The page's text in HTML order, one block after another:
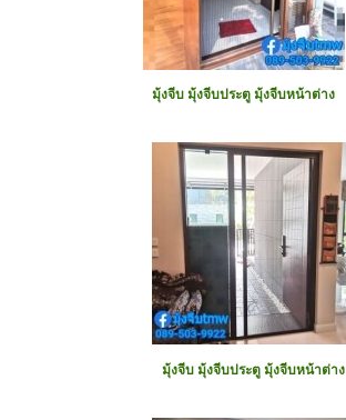
มุ้งจีบ มุ้งจีบประตู มุ้งจีบหน้าต่าง
มุ้งจีบ มุ้งจีบประตู มุ้งจีบหน้าต่าง